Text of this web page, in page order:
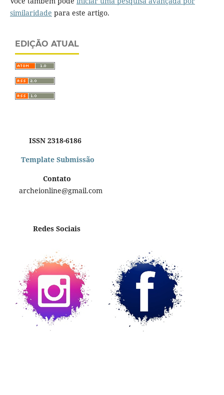
similaridade para este artigo.
EDIÇÃO ATUAL
ISSN 2318-6186
Template Submissão
Contato
archeionline@gmail.com
Redes Sociais